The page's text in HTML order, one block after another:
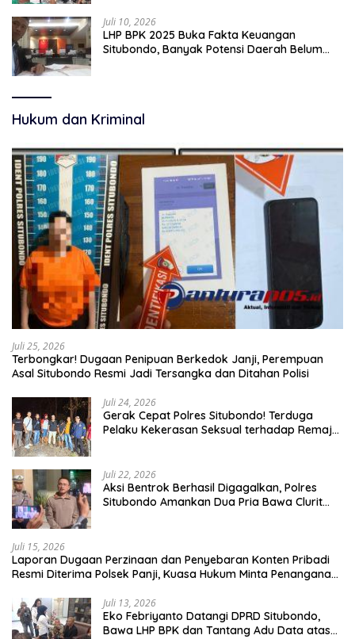
Juli 10, 2026
LHP BPK 2025 Buka Fakta Keuangan
Situbondo, Banyak Potensi Daerah Belum
Hukum dan Kriminal
Juli 25, 2026
Terbongkar! Dugaan Penipuan Berkedok Janji, Perempuan
Asal Situbondo Resmi Jadi Tersangka dan Ditahan Polisi
Juli 24, 2026
Gerak Cepat Polres Situbondo! Terduga
Pelaku Kekerasan Seksual terhadap Remaja
Juli 22, 2026
Aksi Bentrok Berhasil Digagalkan, Polres
Situbondo Amankan Dua Pria Bawa Clurit
Juli 15, 2026
Laporan Dugaan Perzinaan dan Penyebaran Konten Pribadi
Resmi Diterima Polsek Panji, Kuasa Hukum Minta Penanganan
Juli 13, 2026
Eko Febriyanto Datangi DPRD Situbondo,
Bawa LHP BPK dan Tantang Adu Data atas